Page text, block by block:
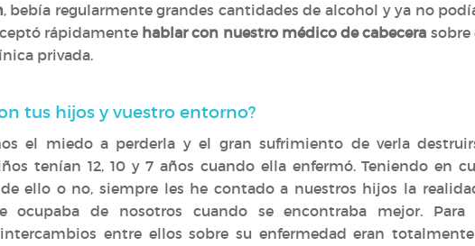
, bebía regularmente grandes cantidades de alcohol y ya no
rápidamente hablar con nuestro médico de cabecera sobre
privada.
tus hijos y vuestro entorno?
el miedo a perderla y el gran sufrimiento de verla
tenían 12, 10 y 7 años cuando ella enfermó. Teniendo en
ello o no, siempre les he contado a nuestros hijos la
ocupaba de nosotros cuando se encontraba mejor. Para
entre ellos sobre su enfermedad eran